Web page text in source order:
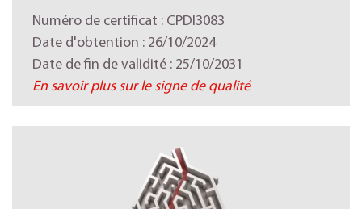
Numéro de certificat : CPDI3083
Date d'obtention : 26/10/2024
Date de fin de validité : 25/10/2031
En savoir plus sur le signe de qualité